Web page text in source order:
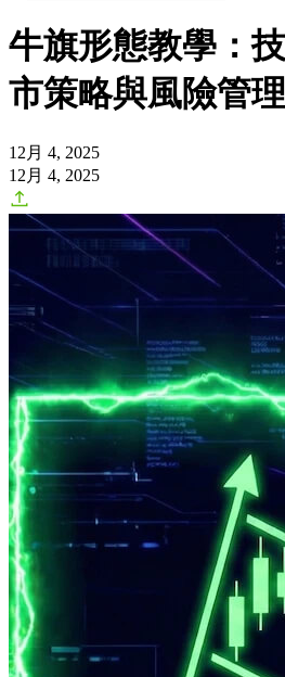
牛旗形態教學：
市策略與風險管
12月 4, 2025
12月 4, 2025